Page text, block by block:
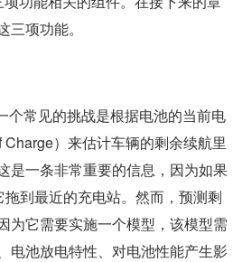
项功能。
个常见的挑战是根据电池的当前电
）来估计车辆的剩余续航里
是一条非常重要的信息，因为如果
到最近的充电站。然而，预测剩
为它需要实施一个模型，该模型需
电池放电特性、对电池性能产生影